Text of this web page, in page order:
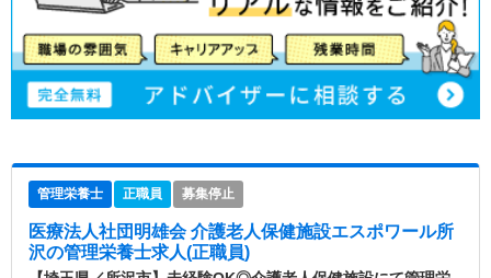
管理栄養士 正職員 募集停止
医療法人社団明雄会 介護老人保健施設エスポワール所
沢の管理栄養士求人(正職員)